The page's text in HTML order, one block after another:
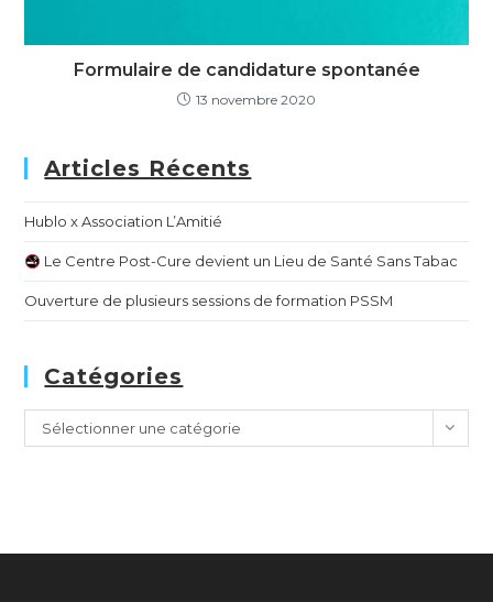
Formulaire de candidature spontanée
13 novembre 2020
Articles Récents
Hublo x Association L’Amitié
Le Centre Post-Cure devient un Lieu de Santé Sans Tabac
Ouverture de plusieurs sessions de formation PSSM
Catégories
Sélectionner une catégorie